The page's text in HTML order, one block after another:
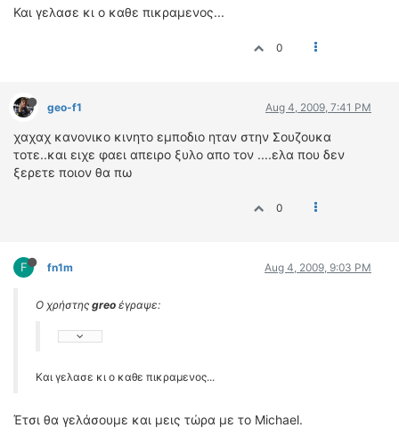
Και γελασε κι ο καθε πικραμενος...
0
geo-f1 Aug 4, 2009, 7:41 PM
χαχαχ κανονικο κινητο εμποδιο ηταν στην Σουζουκα
τοτε..και ειχε φαει απειρο ξυλο απο τον ....ελα που δεν
ξερετε ποιον θα πω
0
F fn1m Aug 4, 2009, 9:03 PM
Ο χρήστης greo έγραψε:
Και γελασε κι ο καθε πικραμενος...
Έτσι θα γελάσουμε και μεις τώρα με το Michael.